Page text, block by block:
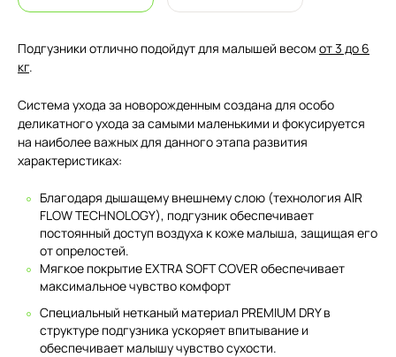
Подгузники отлично подойдут для малышей весом от 3 до 6
кг.
Система ухода за новорожденным создана для особо
деликатного ухода за самыми маленькими и фокусируется
на наиболее важных для данного этапа развития
характеристиках:
Благодаря дышащему внешнему слою (технология AIR
FLOW TECHNOLOGY), подгузник обеспечивает
постоянный доступ воздуха к коже малыша, защищая его
от опрелостей.
Мягкое покрытие EXTRA SOFT COVER обеспечивает
максимальное чувство комфорт
Специальный нетканый материал PREMIUM DRY в
структуре подгузника ускоряет впитывание и
обеспечивает малышу чувство сухости.